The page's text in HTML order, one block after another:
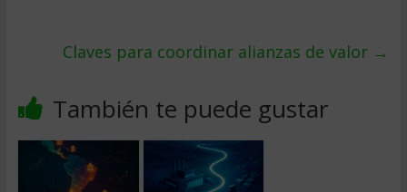
Claves para coordinar alianzas de valor →
También te puede gustar